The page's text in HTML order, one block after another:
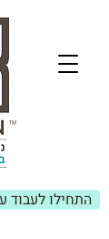
התחילו לעבוד